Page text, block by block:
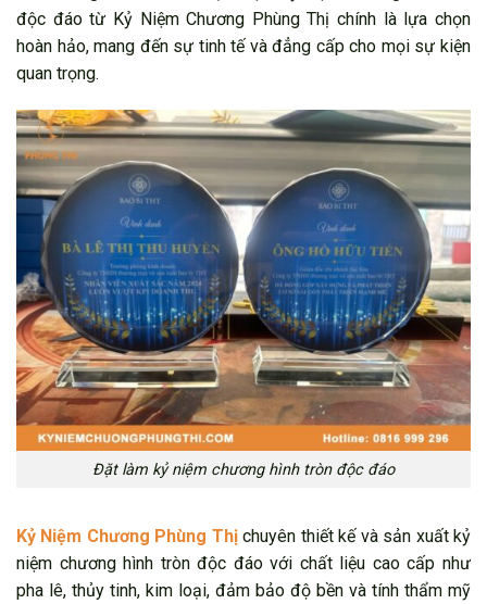
độc đáo từ Kỷ Niệm Chương Phùng Thị chính là lựa chọn
hoàn hảo, mang đến sự tinh tế và đẳng cấp cho mọi sự kiện
quan trọng.
Đặt làm kỷ niệm chương hình tròn độc đáo
Kỷ Niệm Chương Phùng Thịchuyên thiết kế và sản xuất kỷ
niệm chương hình tròn độc đáo với chất liệu cao cấp như
pha lê, thủy tinh, kim loại, đảm bảo độ bền và tính thẩm mỹ